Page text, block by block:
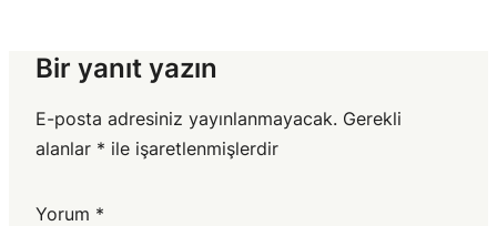
Bir yanıt yazın
E-posta adresiniz yayınlanmayacak. Gerekli
alanlar * ile işaretlenmişlerdir
Yorum *